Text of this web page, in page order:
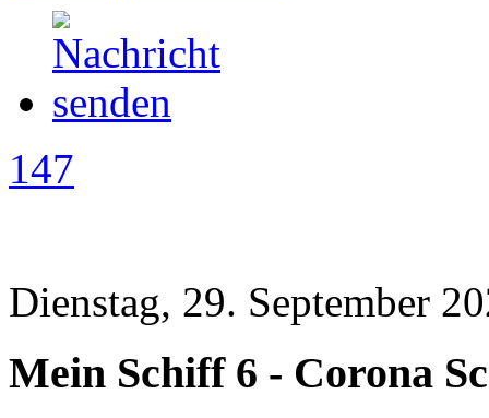
147
Dienstag, 29. September
Mein Schiff 6 - Corona